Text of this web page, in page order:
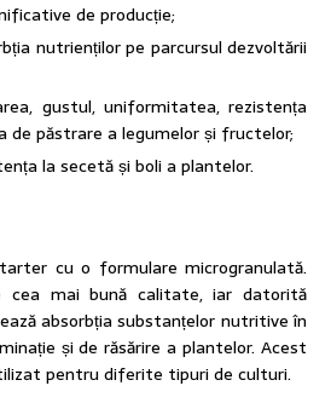
de producție;
nutrienților pe parcursul dezvoltării
gustul, uniformitatea, rezistența
păstrare a legumelor și fructelor;
la secetă și boli a plantelor.
cu o formulare microgranulată.
cea mai bună calitate, iar datorită
absorbția substanțelor nutritive în
și de răsărire a plantelor. Acest
pentru diferite tipuri de culturi.